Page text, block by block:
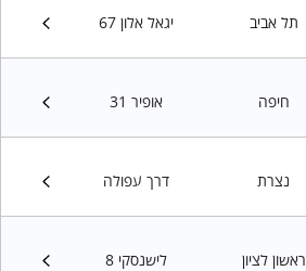
תל אביב יגאל אלון 67
חיפה אופיר 31
נצרת דרך עפולה
ראשון לציון לישנסקי 8